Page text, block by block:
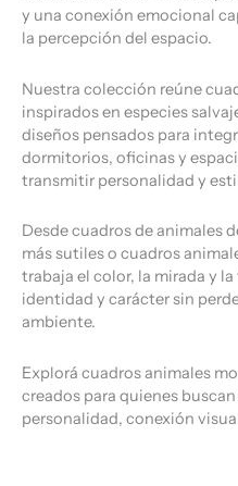
y una conexión emocional
la percepción del espacio.
Nuestra colección reúne
inspirados en especies
diseños pensados para
dormitorios, oficinas y
transmitir personalidad y
Desde cuadros de animales
más sutiles o cuadros
trabaja el color, la mirada y
identidad y carácter sin
ambiente.
Explorá cuadros animales
creados para quienes
personalidad, conexión